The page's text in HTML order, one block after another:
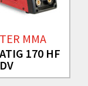
MMA
170 HF